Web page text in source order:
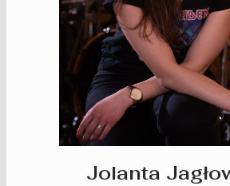
Jolanta